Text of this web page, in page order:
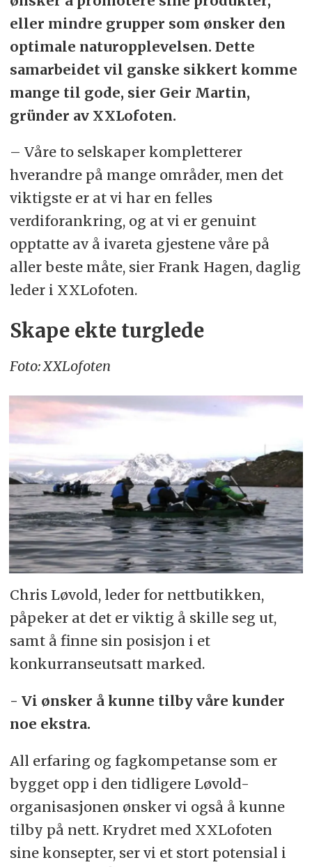
eller mindre grupper som ønsker den
optimale naturopplevelsen. Dette
samarbeidet vil ganske sikkert komme
mange til gode, sier Geir Martin,
gründer av XXLofoten.
– Våre to selskaper kompletterer
hverandre på mange områder, men det
viktigste er at vi har en felles
verdiforankring, og at vi er genuint
opptatte av å ivareta gjestene våre på
aller beste måte, sier Frank Hagen, daglig
leder i XXLofoten.
Skape ekte turglede
Foto: XXLofoten
Chris Løvold, leder for nettbutikken,
påpeker at det er viktig å skille seg ut,
samt å finne sin posisjon i et
konkurranseutsatt marked.
- Vi ønsker å kunne tilby våre kunder
noe ekstra.
All erfaring og fagkompetanse som er
bygget opp i den tidligere Løvold-
organisasjonen ønsker vi også å kunne
tilby på nett. Krydret med XXLofoten
sine konsepter, ser vi et stort potensial i